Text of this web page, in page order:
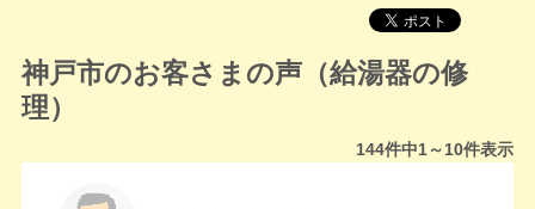
神戸市のお客さまの声（給湯器の修
理）
144件中1～10件表示